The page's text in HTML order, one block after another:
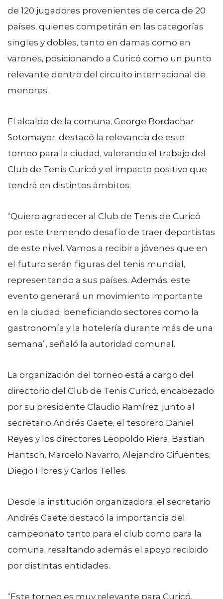
de 120 jugadores provenientes de cerca de 20
países, quienes competirán en las categorías
singles y dobles, tanto en damas como en
varones, posicionando a Curicó como un punto
relevante dentro del circuito internacional de
menores.
El alcalde de la comuna, George Bordachar
Sotomayor, destacó la relevancia de este
torneo para la ciudad, valorando el trabajo del
Club de Tenis Curicó y el impacto positivo que
tendrá en distintos ámbitos.
“Quiero agradecer al Club de Tenis de Curicó
por este tremendo desafío de traer deportistas
de este nivel. Vamos a recibir a jóvenes que en
el futuro serán figuras del tenis mundial,
representando a sus países. Además, este
evento generará un movimiento importante
en la ciudad, beneficiando sectores como la
gastronomía y la hotelería durante más de una
semana”, señaló la autoridad comunal.
La organización del torneo está a cargo del
directorio del Club de Tenis Curicó, encabezado
por su presidente Claudio Ramírez, junto al
secretario Andrés Gaete, el tesorero Daniel
Reyes y los directores Leopoldo Riera, Bastian
Hantsch, Marcelo Navarro, Alejandro Cifuentes,
Diego Flores y Carlos Telles.
Desde la institución organizadora, el secretario
Andrés Gaete destacó la importancia del
campeonato tanto para el club como para la
comuna, resaltando además el apoyo recibido
por distintas entidades.
“Este torneo es muy relevante para Curicó.